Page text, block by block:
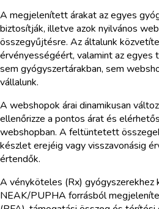
A megjelenített árakat az egyes
biztosítják, illetve azok nyilvános
összegyűjtésre. Az általunk
érvényességéért, valamint az
sem gyógyszertárakban, sem
vállalunk.
A webshopok árai dinamikusan
ellenőrizze a pontos árat és
webshopban. A feltüntetett
készlet erejéig vagy visszavonásig
értendők.
A vényköteles (Rx) gyógyszerekhez
NEAK/PUPHA forrásból